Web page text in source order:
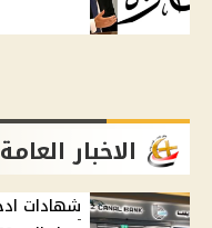
الاخبار العامة